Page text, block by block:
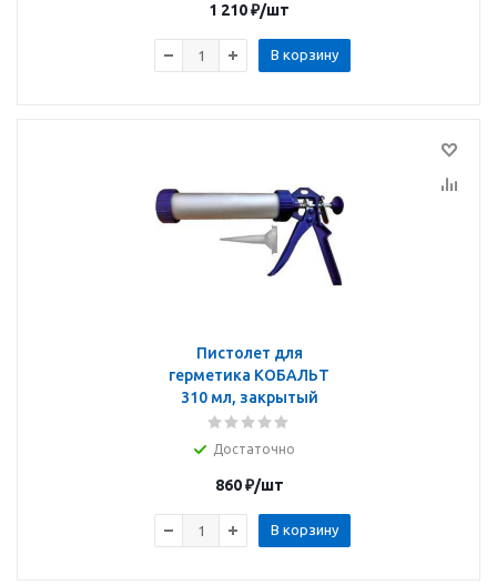
1 210₽/шт
В корзину
Пистолет для
герметика КОБАЛЬТ
310 мл, закрытый
Достаточно
860₽/шт
В корзину